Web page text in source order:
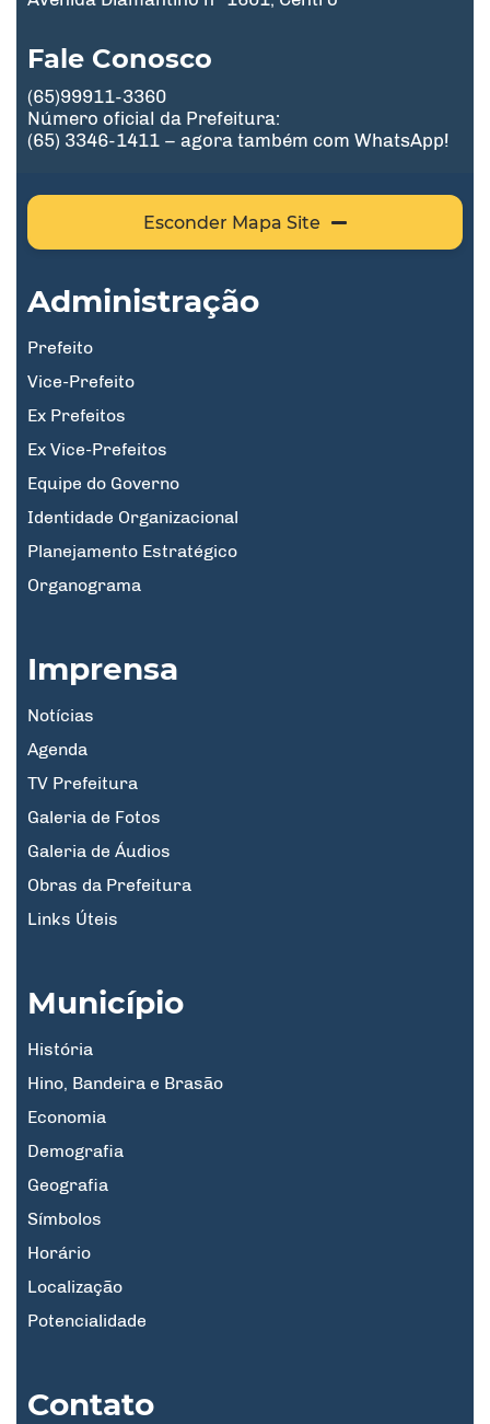
Fale Conosco
(65)99911-3360
Número oficial da Prefeitura:
(65) 3346-1411 – agora também com WhatsApp!
Esconder Mapa Site
Administração
Prefeito
Vice-Prefeito
Ex Prefeitos
Ex Vice-Prefeitos
Equipe do Governo
Identidade Organizacional
Planejamento Estratégico
Organograma
Imprensa
Notícias
Agenda
TV Prefeitura
Galeria de Fotos
Galeria de Áudios
Obras da Prefeitura
Links Úteis
Município
História
Hino, Bandeira e Brasão
Economia
Demografia
Geografia
Símbolos
Horário
Localização
Potencialidade
Contato